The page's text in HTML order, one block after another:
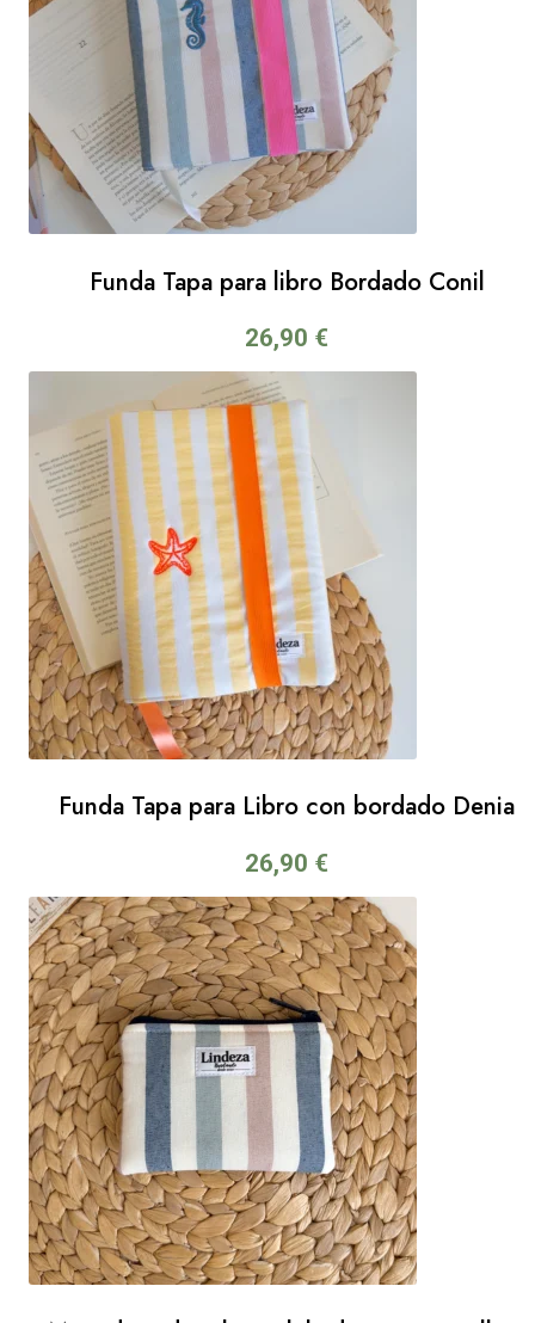
Funda Tapa para libro Bordado Conil
26,90 €
Funda Tapa para Libro con bordado Denia
26,90 €